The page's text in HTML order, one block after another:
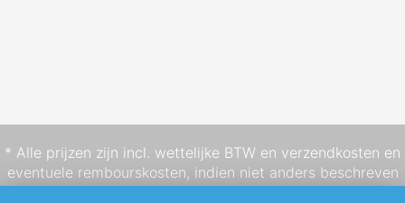
* Alle prijzen zijn incl. wettelijke BTW en verzendkosten en
eventuele rembourskosten, indien niet anders beschreven